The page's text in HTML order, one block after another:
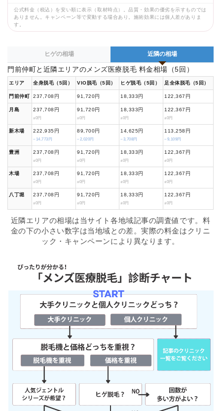
公式料金（税込）を安い順に表示（取材時点）。品質・効果の優劣を示すものでは
ありません。キャンペーン等で変動する場合あり。施術効果には個人差がありま
す。
ヒゲの相場 近隣の相場
門前仲町と近隣エリアのメンズ医療脱毛 料金相場（5回）
エリア 全身脱毛（5回） VIO脱毛（5回） ヒゲ脱毛（5回） 足全体脱毛（5回）
門前仲町 237,708円 91,720円 18,333円 122,367円
月島 237,708円
±0円
91,720円
±0円
18,333円
±0円
122,367円
±0円
新木場 222,935円
−14,773円
89,700円
−2,020円
14,625円
−3,708円
113,258円
−9,109円
豊洲 237,708円
±0円
91,720円
±0円
18,333円
±0円
122,367円
±0円
木場 237,708円
±0円
91,720円
±0円
18,333円
±0円
122,367円
±0円
八丁堀 237,708円
±0円
91,720円
±0円
18,333円
±0円
122,367円
±0円
近隣エリアの相場は当サイト各地域記事の調査値です。料
金の下の小さい数字は当地域との差。実際の料金はクリニ
ック・キャンペーンにより異なります。